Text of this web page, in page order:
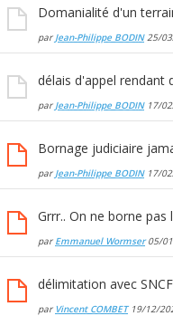
Domanialité d'un
par Jean-Philippe BODIN25/
délais d'appel rendant
par Jean-Philippe BODIN17/
Bornage judiciaire
par Jean-Philippe BODIN17/
Grrr.. On ne borne
par Emmanuel Wormser05/
délimitation avec SNCF
par Vincent COMBET19/12/